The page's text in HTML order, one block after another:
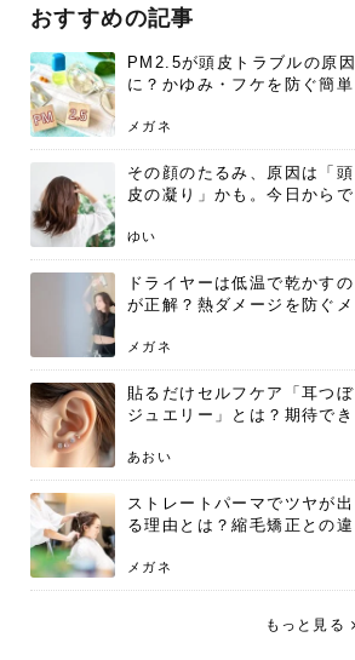
ありま...
さくら
「なん...
かえで
はいな...
メガネ
たいと...
かえで
積して...
yukarin
は、スト...
さくら
グラム...
さくら
メイク...
さな
に弱い...
さな
毛を...
さな
く「キ...
あおい
ニキビ跡の凸凹をどうにかしたいと、
肌の質感でお悩みではないでしょう
か？肌に...
ゆい
自己流のダイエットではなかなか落ち
ない、頑固な脂肪やセルライトを、本
気で体...
さな
おすすめの記事
PM2.5が頭皮トラブルの原因
に？かゆみ・フケを防ぐ簡単
メガネ
その顔のたるみ、原因は「頭
皮の凝り」かも。今日からで
サージ
ゆい
ドライヤーは低温で乾かすの
が正解？熱ダメージを防ぐメ
メガネ
貼るだけセルフケア「耳つぼ
ジュエリー」とは？期待でき
あおい
ストレートパーマでツヤが出
る理由とは？縮毛矯正との違
メガネ
もっと見る